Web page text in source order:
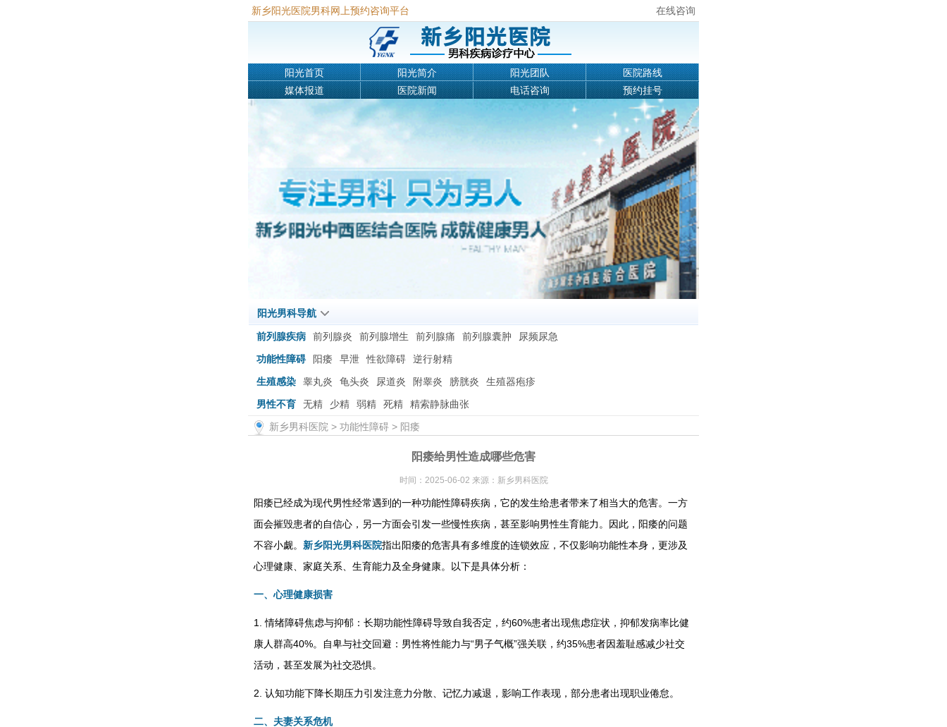
在线咨询
新乡阳光医院男科网上预约咨询平台
阳光首页 阳光简介 阳光团队
医院路线
媒体报道
医院新闻 电话咨询 预约挂号
阳光男科导航
前列腺疾病 前列腺炎 前列腺增生 前列腺痛 前列腺囊肿
尿频尿急
功能性障碍
阳痿 早泄 性欲障碍
逆行射精
生殖感染
睾丸炎 龟头炎 尿道炎 附睾炎 膀胱炎
生殖器疱疹
男性不育
无精 少精 弱精 死精
精索静脉曲张
新乡男科医院 > 功能性障碍 > 阳痿
阳痿给男性造成哪些危害
时间：2025-06-02 来源：新乡男科医院
阳痿已经成为现代男性经常遇到的一种功能性障碍疾病，它的发生给患者带来了相当大的危害。一方
面会摧毁患者的自信心，另一方面会引发一些慢性疾病，甚至影响男性生育能力。因此，阳痿的问题
不容小觑。 新乡阳光男科医院指出阳痿的危害具有多维度的连锁效应，不仅影响功能性本身，更涉及
心理健康、家庭关系、生育能力及全身健康。以下是具体分析：
一、心理健康损害
1. 情绪障碍焦虑与抑郁：长期功能性障碍导致自我否定，约60%患者出现焦虑症状，抑郁发病率比健
康人群高40%。自卑与社交回避：男性将性能力与“男子气概”强关联，约35%患者因羞耻感减少社交
活动，甚至发展为社交恐惧。
2. 认知功能下降长期压力引发注意力分散、记忆力减退，影响工作表现，部分患者出现职业倦怠。
二、夫妻关系危机